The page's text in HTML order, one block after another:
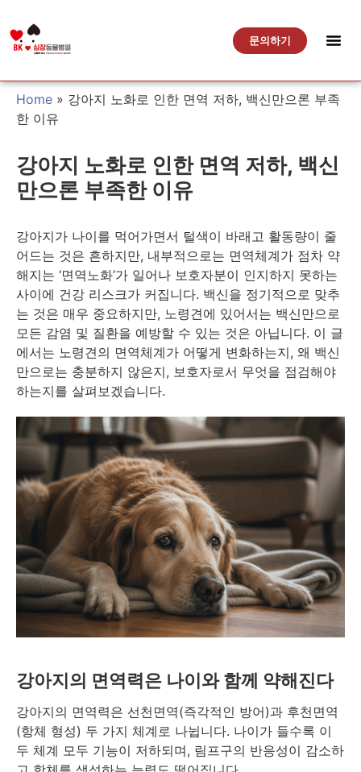
문의하기
Home » 강아지 노화로 인한 면역 저하, 백신만으론 부족
한 이유
강아지 노화로 인한 면역 저하, 백신
만으론 부족한 이유
강아지가 나이를 먹어가면서 털색이 바래고 활동량이 줄
어드는 것은 흔하지만, 내부적으로는 면역체계가 점차 약
해지는 ‘면역노화’가 일어나 보호자분이 인지하지 못하는
사이에 건강 리스크가 커집니다. 백신을 정기적으로 맞추
는 것은 매우 중요하지만, 노령견에 있어서는 백신만으로
모든 감염 및 질환을 예방할 수 있는 것은 아닙니다. 이 글
에서는 노령견의 면역체계가 어떻게 변화하는지, 왜 백신
만으로는 충분하지 않은지, 보호자로서 무엇을 점검해야
하는지를 살펴보겠습니다.
강아지의 면역력은 나이와 함께 약해진다
강아지의 면역력은 선천면역(즉각적인 방어)과 후천면역
(항체 형성) 두 가지 체계로 나뉩니다. 나이가 들수록 이
두 체계 모두 기능이 저하되며, 림프구의 반응성이 감소하